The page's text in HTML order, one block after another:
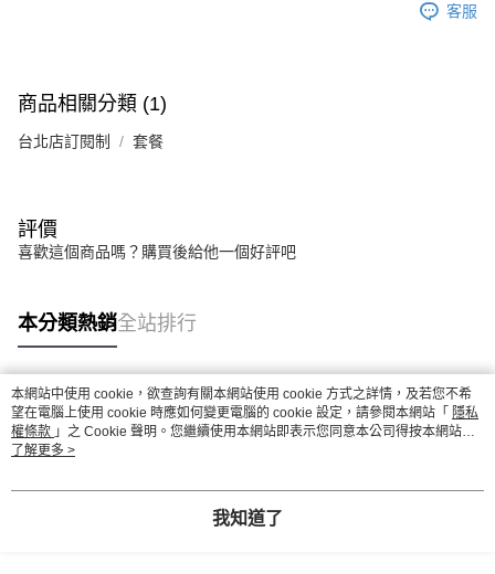
客服
商品相關分類 (1)
台北店訂閱制 套餐
評價
喜歡這個商品嗎？購買後給他一個好評吧
本分類熱銷全站排行
熱門標籤
本網站中使用 cookie，欲查詢有關本網站使用 cookie 方式之詳情，及若您不希
望在電腦上使用 cookie 時應如何變更電腦的 cookie 設定，請參閱本網站「 隱私
權條款 」之 Cookie 聲明。您繼續使用本網站即表示您同意本公司得按本網站使
用條款之 Cookie 聲明使用 cookie。
了解更多 >
我知道了